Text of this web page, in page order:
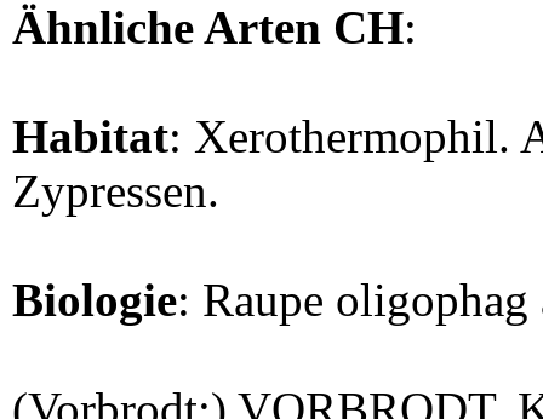
Ähnliche Arten CH:
Habitat: Xerothermophil.
Zypressen.
Biologie: Raupe oligophag